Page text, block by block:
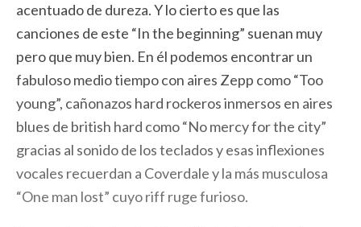
acentuado de dureza. Y lo cierto es que las
canciones de este “In the beginning” suenan muy
pero que muy bien. En él podemos encontrar un
fabuloso medio tiempo con aires Zepp como “Too
young”, cañonazos hard rockeros inmersos en aires
blues de british hard como “No mercy for the city”
gracias al sonido de los teclados y esas inflexiones
vocales recuerdan a Coverdale y la más musculosa
“One man lost” cuyo riff ruge furioso.